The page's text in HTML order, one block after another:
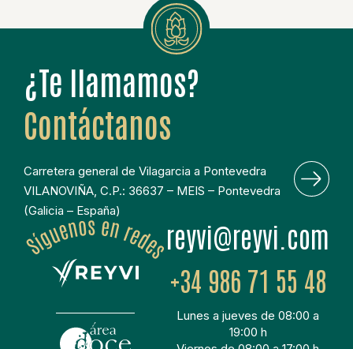
¿Te llamamos?
Contáctanos
Carretera general de Vilagarcia a Pontevedra
VILANOVIÑA, C.P.: 36637 – MEIS – Pontevedra
(Galicia – España)
moc.ivyer@ivyer
+34 986 71 55 48
Lunes a jueves de 08:00 a
19:00 h